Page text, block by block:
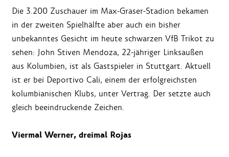
Die 3.200 Zuschauer im Max-Graser-Stadion bekamen
in der zweiten Spielhälfte aber auch ein bisher
unbekanntes Gesicht im heute schwarzen VfB Trikot zu
sehen: John Stiven Mendoza, 22-jähriger Linksaußen
aus Kolumbien, ist als Gastspieler in Stuttgart. Aktuell
ist er bei Deportivo Cali, einem der erfolgreichsten
kolumbianischen Klubs, unter Vertrag. Der setzte auch
gleich beeindruckende Zeichen.
Viermal Werner, dreimal Rojas